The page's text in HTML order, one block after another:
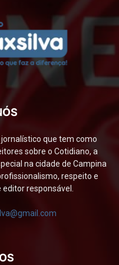
que tem como
sobre o Cotidiano, a
na cidade de Campina
respeito e
editor responsável.